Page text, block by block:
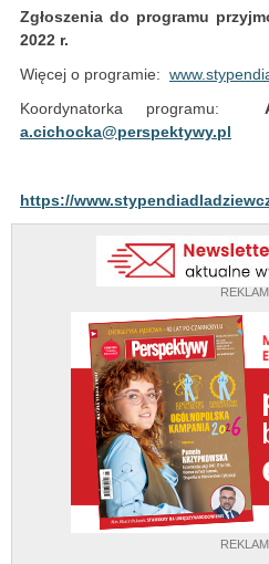
Zgłoszenia do programu
2022 r.
Więcej o programie:
Koordynatorka programu:
a.cichocka@perspektywy.pl
https://